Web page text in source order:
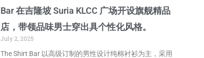
Bar 在吉隆坡 Suria KLCC 广场开设旗舰精品
店，带领品味男士穿出具个性化风格。
July 2, 2025
The Shirt Bar 以高级订制的男性设计纯棉衬衫为主，采用